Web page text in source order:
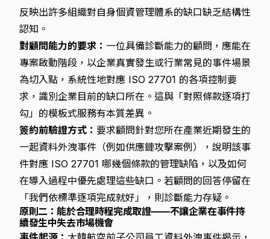
反映出許多組織對自身個資管理體系的缺口缺乏結構性
認知。
對顧問能力的要求： 一位具備診斷能力的顧問，應能在
專案啟動階段，以企業真實發生或行業常見的事件場景
為切入點，系統性地對應 ISO 27701 的各項控制要
求，識別企業目前的缺口所在。這與「對照條款逐項打
勾」的模板式服務有本質差異。
簽約前驗證方式： 要求顧問針對您所在產業近期發生的
一起資料外洩事件（例如供應鏈攻擊案例），說明該事
件對應 ISO 27701 哪幾個條款的管理缺陷，以及如何
在導入過程中優先處理這些缺口。若顧問的回答停留在
「我們依標準逐項完成就好」，則診斷能力存疑。
原則二：能於合理時程完成取證——不讓企業在事件持
續發生中失去市場機會